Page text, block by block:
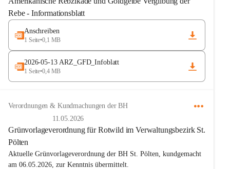
Rebe - Informationsblatt
Anschreiben
1 Seite•0,1 MB
2026-05-13 ARZ_GFD_Infoblatt
1 Seite•0,4 MB
Verordnungen & Kundmachungen der BH
11.05.2026
Grünvorlageverordnung für Rotwild im Verwaltungsbezirk St.
Pölten
Aktuelle Grünvorlageverordnung der BH St. Pölten, kundgemacht
am 06.05.2026, zur Kenntnis übermittelt.